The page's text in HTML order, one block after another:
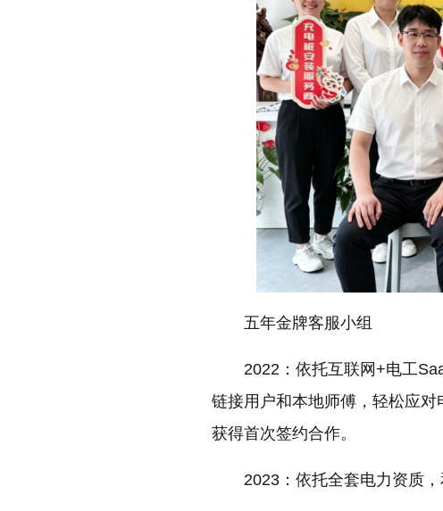
五年金牌客服小组
2022：依托互联网+电工
链接用户和本地师傅，轻松应
获得首次签约合作。
2023：依托全套电力资质